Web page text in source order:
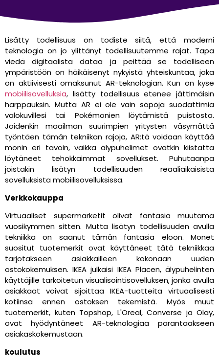
Lisätty todellisuus on todiste siitä, että moderni
teknologia on jo ylittänyt todellisuutemme rajat. Tapa
viedä digitaalista dataa ja peittää se todelliseen
ympäristöön on häikäisenyt nykyistä yhteiskuntaa, joka
on aktiivisesti omaksunut AR-teknologian. Kun on kyse
mobiilisovelluksia, lisätty todellisuus etenee jättimäisin
harppauksin. Mutta AR ei ole vain söpöjä suodattimia
valokuvillesi tai Pokémonien löytämistä puistosta.
Joidenkin maailman suurimpien yritysten väsymättä
työntäen tämän tekniikan rajoja, AR:tä voidaan käyttää
monin eri tavoin, vaikka älypuhelimet ovatkin kiistatta
löytäneet tehokkaimmat sovellukset. Puhutaanpa
joistakin lisätyn todellisuuden reaaliaikaisista
sovelluksista mobiilisovelluksissa.
Verkkokauppa
Virtuaaliset supermarketit olivat fantasia muutama
vuosikymmen sitten. Mutta lisätyn todellisuuden avulla
tekniikka on saanut tämän fantasia eloon. Monet
suositut tuotemerkit ovat käyttäneet tätä tekniikkaa
tarjotakseen asiakkailleen kokonaan uuden
ostokokemuksen. IKEA julkaisi IKEA Placen, älypuhelinten
käyttäjille tarkoitetun visualisointisovelluksen, jonka avulla
asiakkaat voivat sijoittaa IKEA-tuotteita virtuaalisesti
kotiinsa ennen ostoksen tekemistä. Myös muut
tuotemerkit, kuten Topshop, L'Oreal, Converse ja Olay,
ovat hyödyntäneet AR-teknologiaa parantaakseen
asiakaskokemustaan.
koulutus